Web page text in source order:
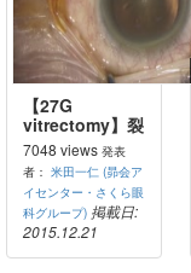
【27G
vitrectomy】裂
孔原性網膜剥
離：
PPV+PEA+IOL
7048 views 発表
者： 米田一仁 (昴会ア
イセンター・さくら眼
科グループ) 掲載日:
2015.12.21